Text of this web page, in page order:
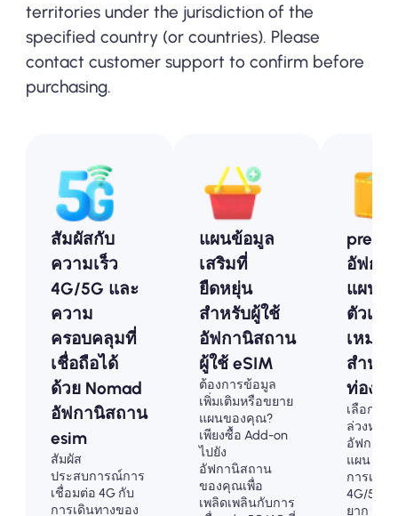
territories under the jurisdiction of the
specified country (or countries). Please
contact customer support to confirm before
purchasing.
สัมผัสกับ
ความเร็ว
4G/5G และ
ความ
ครอบคลุมที่
เชื่อถือได้
ด้วย Nomad
อัฟกานิสถาน
esim
สัมผัส
ประสบการณ์การ
เชื่อมต่อ 4G กับ
การเดินทางของ
แผนข้อมูล
เสริมที่
ยืดหยุ่น
สำหรับผู้ใช้
อัฟกานิสถาน
ผู้ใช้ eSIM
ต้องการข้อมูล
เพิ่มเติมหรือขยาย
แผนของคุณ?
เพียงซื้อ Add-on
ไปยัง
อัฟกานิสถาน
ของคุณเพื่อ
เพลิดเพลินกับการ
อัฟกา
แผน
ตัวเลื
เหมา
สำหรั
ท่องเที่
เลือกแผ
ล่วงหน้า
อัฟกานิ
แผน
การเชื่อ
4G/5G ที่
ยาก จ่าย